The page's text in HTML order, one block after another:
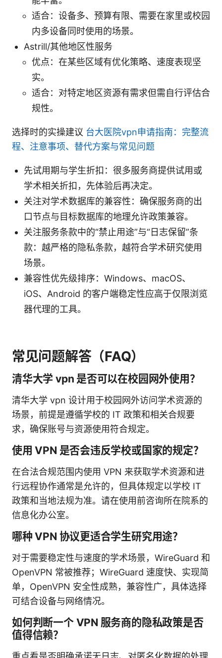
适合：设备多、预算有限、需要在家里或校园
内多设备同时使用的场景。
Astrill/其他地区性服务
优点：在某些区域有优化策略、速度表现坚
实。
适合：对特定地区资源有需求但需自行评估合
规性。
选择时的实操建议 台大医院vpn申请指南：完整流
程、注意事项、替代方案与常见问题
先试用期与学生折扣：很多服务商提供试用或
学术相关折扣，先体验后再决定。
关注对学术数据库的兼容性：确保服务商的出
口节点与目标数据库的地理允许政策兼容。
关注服务条款中的“禁止用途”与“日志保留”条
款：越严格的隐私条款，越符合学术研究使用
场景。
兼容性优先级排序：Windows、macOS、
iOS、Android 的客户端稳定性应高于仅限浏览
器代理的工具。
常见问题解答（FAQ）
清华大学 vpn 是否可以在校园网外使用？
清华大学 vpn 设计用于校园网外访问学术资源的
场景，前提是遵循学校的 IT 政策和相关合规要
求，确保账号与资源使用符合规定。
使用 VPN 是否会违反学校或国家的规定？
在合法合规范围内使用 VPN 来获取学术资源和进
行远程协作通常是允许的，但具体规定以学校 IT
政策和当地法规为准。请在使用前咨询所在院系的
信息化办公室。
哪种 VPN 协议更适合学生研究用途？
对于需要稳定性与速度的学术场景，WireGuard 和
OpenVPN 常被推荐；WireGuard 速度快、实现简
单，OpenVPN 安全性成熟，兼容性广，具体选择
可结合设备与网络情况。
如何判断一个 VPN 服务商的隐私政策是否
值得信赖？